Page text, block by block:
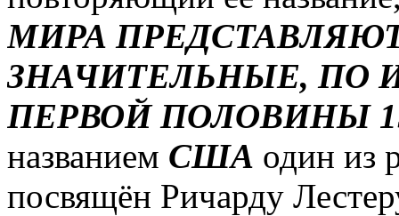
МИРА
ЗНАЧИТЕЛЬНЫЕ,
ПЕРВОЙ ПОЛОВИНЫ
названием США один из
посвящён Ричарду